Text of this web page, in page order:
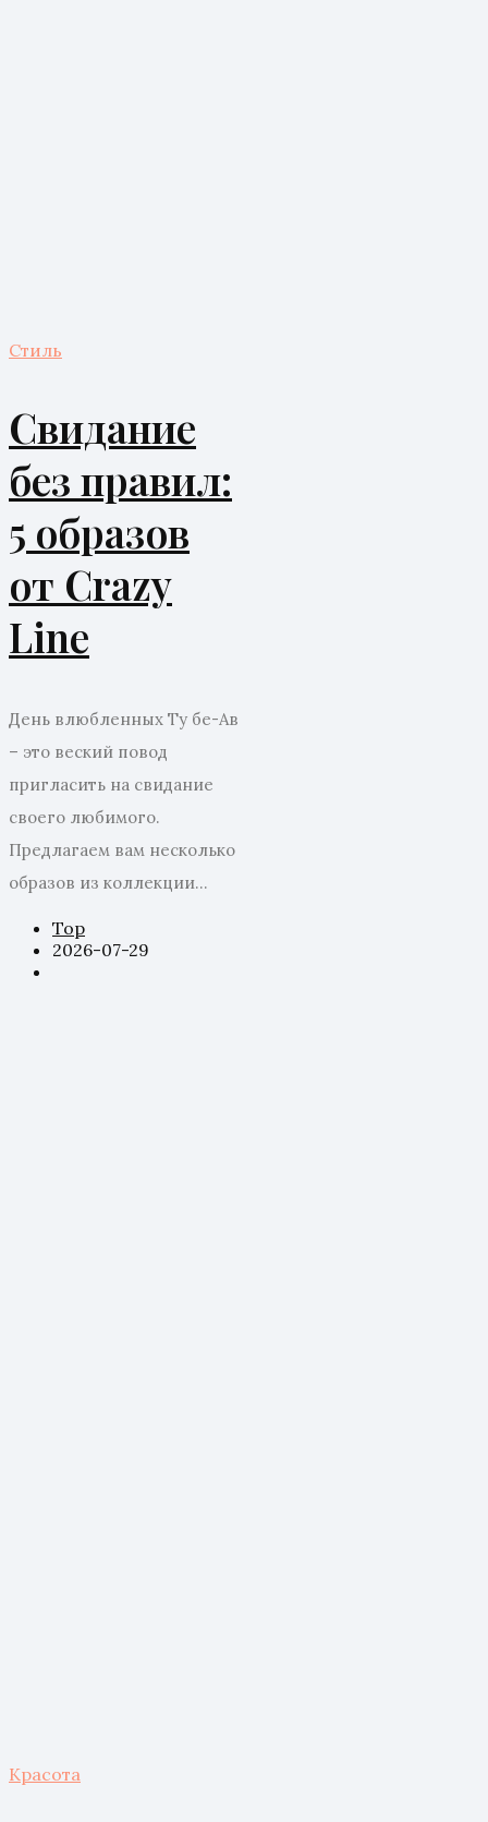
Стиль
Свидание
без правил:
5 образов
от Crazy
Line
День влюбленных Ту бе-Ав
– это веский повод
пригласить на свидание
своего любимого.
Предлагаем вам несколько
образов из коллекции...
Top
2026-07-29
Красота